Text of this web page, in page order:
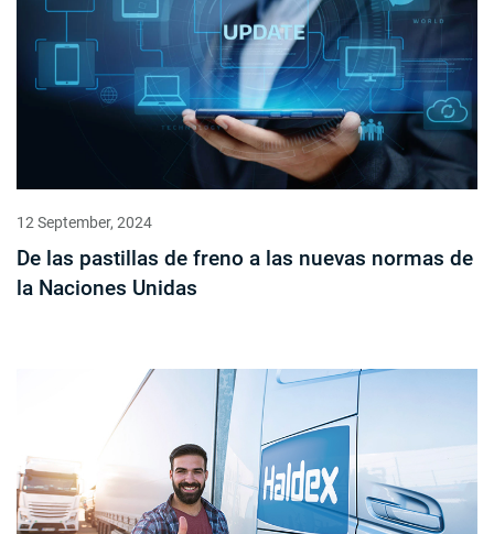
12 September, 2024
De las pastillas de freno a las nuevas normas de
la Naciones Unidas